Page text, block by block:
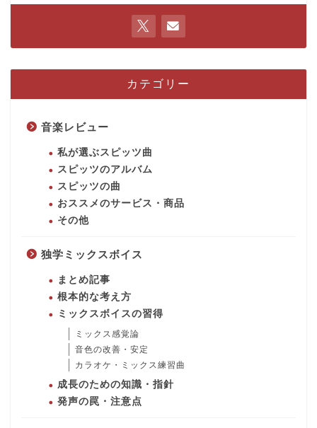
カテゴリー
音楽レビュー
私が選ぶスピッツ曲
スピッツのアルバム
スピッツの曲
おススメのサービス・商品
その他
独学ミックスボイス
まとめ記事
根本的な考え方
ミックスボイスの習得
ミックス感覚論
音色の改善・安定
カラオケ・ミックス練習曲
成長のための知識・指針
発声の罠・注意点